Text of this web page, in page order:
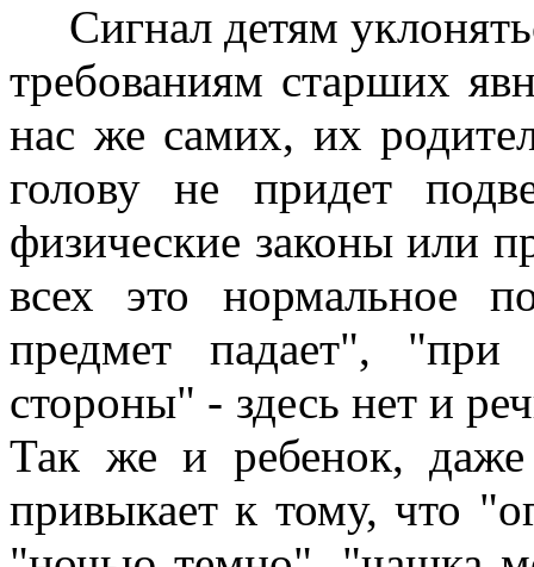
Сигнал детям
требованиям старших
нас же самих, их
голову не придет
физические законы или
всех это нормальное
предмет падает", "при
стороны" - здесь нет и
Так же и ребенок,
привыкает к тому, что